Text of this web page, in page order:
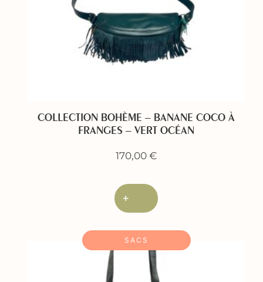
COLLECTION BOHÈME – BANANE COCO À
FRANGES – VERT OCÉAN
170,00€
+
SACS